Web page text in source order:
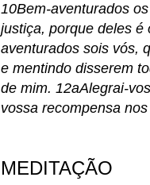
10Bem-aventurados
justiça, porque deles é
aventurados sois vós,
e mentindo disserem
de mim. 12aAlegrai-
vossa recompensa nos
MEDITAÇÃO